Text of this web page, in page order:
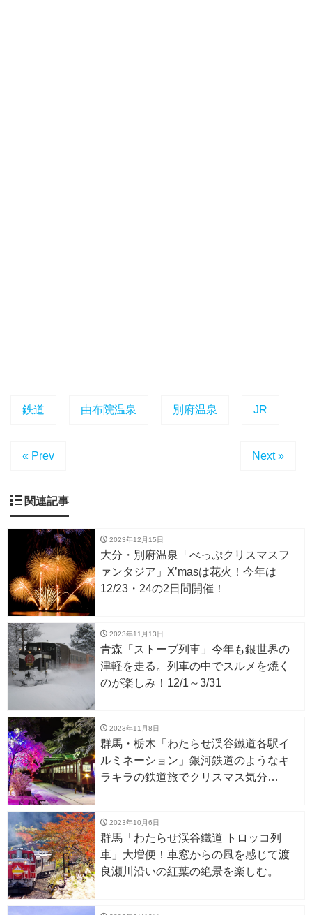
鉄道 由布院温泉 別府温泉 JR
« Prev Next »
関連記事
2023年12月15日
大分・別府温泉「べっぷクリスマスフ
ァンタジア」X’masは花火！今年は
12/23・24の2日間開催！
2023年11月13日
青森「ストーブ列車」今年も銀世界の
津軽を走る。列車の中でスルメを焼く
のが楽しみ！12/1～3/31
2023年11月8日
群馬・栃木「わたらせ渓谷鐵道各駅イ
ルミネーション」銀河鉄道のようなキ
ラキラの鉄道旅でクリスマス気分
2023年10月6日
群馬「わたらせ渓谷鐵道 トロッコ列
車」大増便！車窓からの風を感じて渡
良瀬川沿いの紅葉の絶景を楽しむ。